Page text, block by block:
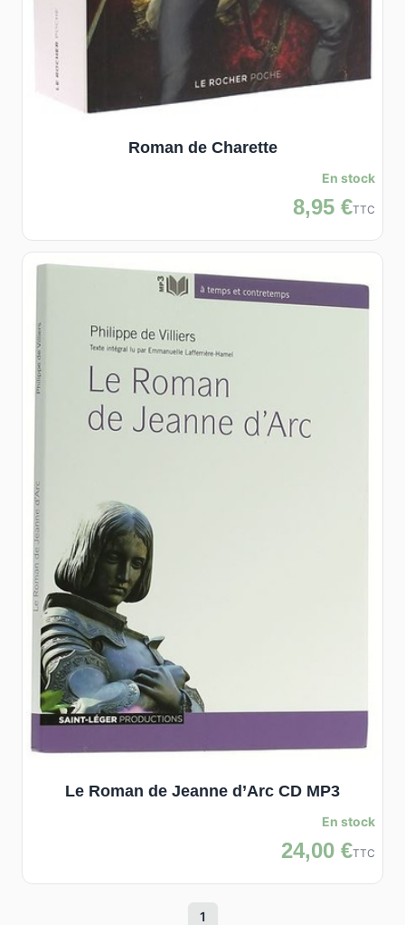
Roman de Charette
En stock
8,95 €TTC
Le Roman de Jeanne d’Arc CD MP3
En stock
24,00 €TTC
1